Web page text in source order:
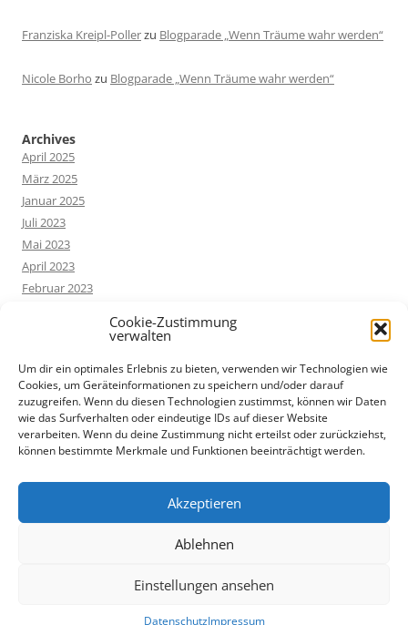
Cookie-Zustimmung
verwalten
Um dir ein optimales Erlebnis zu bieten, verwenden wir Technologien wie
Cookies, um Geräteinformationen zu speichern und/oder darauf
zuzugreifen. Wenn du diesen Technologien zustimmst, können wir Daten
wie das Surfverhalten oder eindeutige IDs auf dieser Website
verarbeiten. Wenn du deine Zustimmung nicht erteilst oder zurückziehst,
können bestimmte Merkmale und Funktionen beeinträchtigt werden.
Akzeptieren
Ablehnen
Einstellungen ansehen
DatenschutzImpressum
Franziska Kreipl-Pollerzu Blogparade „Wenn Träume wahr werden“
Nicole Borho zu Blogparade „Wenn Träume wahr werden“
Archives
April 2025
März 2025
Januar 2025
Juli 2023
Mai 2023
April 2023
Februar 2023
Categories
Allgemein
Buchvorstellung
Hilfestellungen